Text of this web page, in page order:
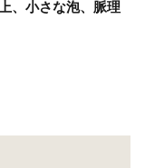
、小さな泡、脈理